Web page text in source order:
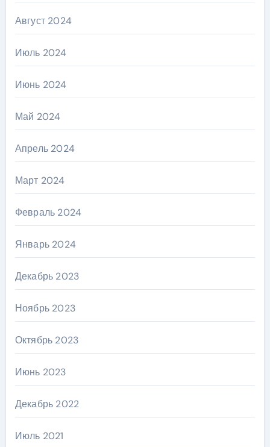
Август 2024
Июль 2024
Июнь 2024
Май 2024
Апрель 2024
Март 2024
Февраль 2024
Январь 2024
Декабрь 2023
Ноябрь 2023
Октябрь 2023
Июнь 2023
Декабрь 2022
Июль 2021